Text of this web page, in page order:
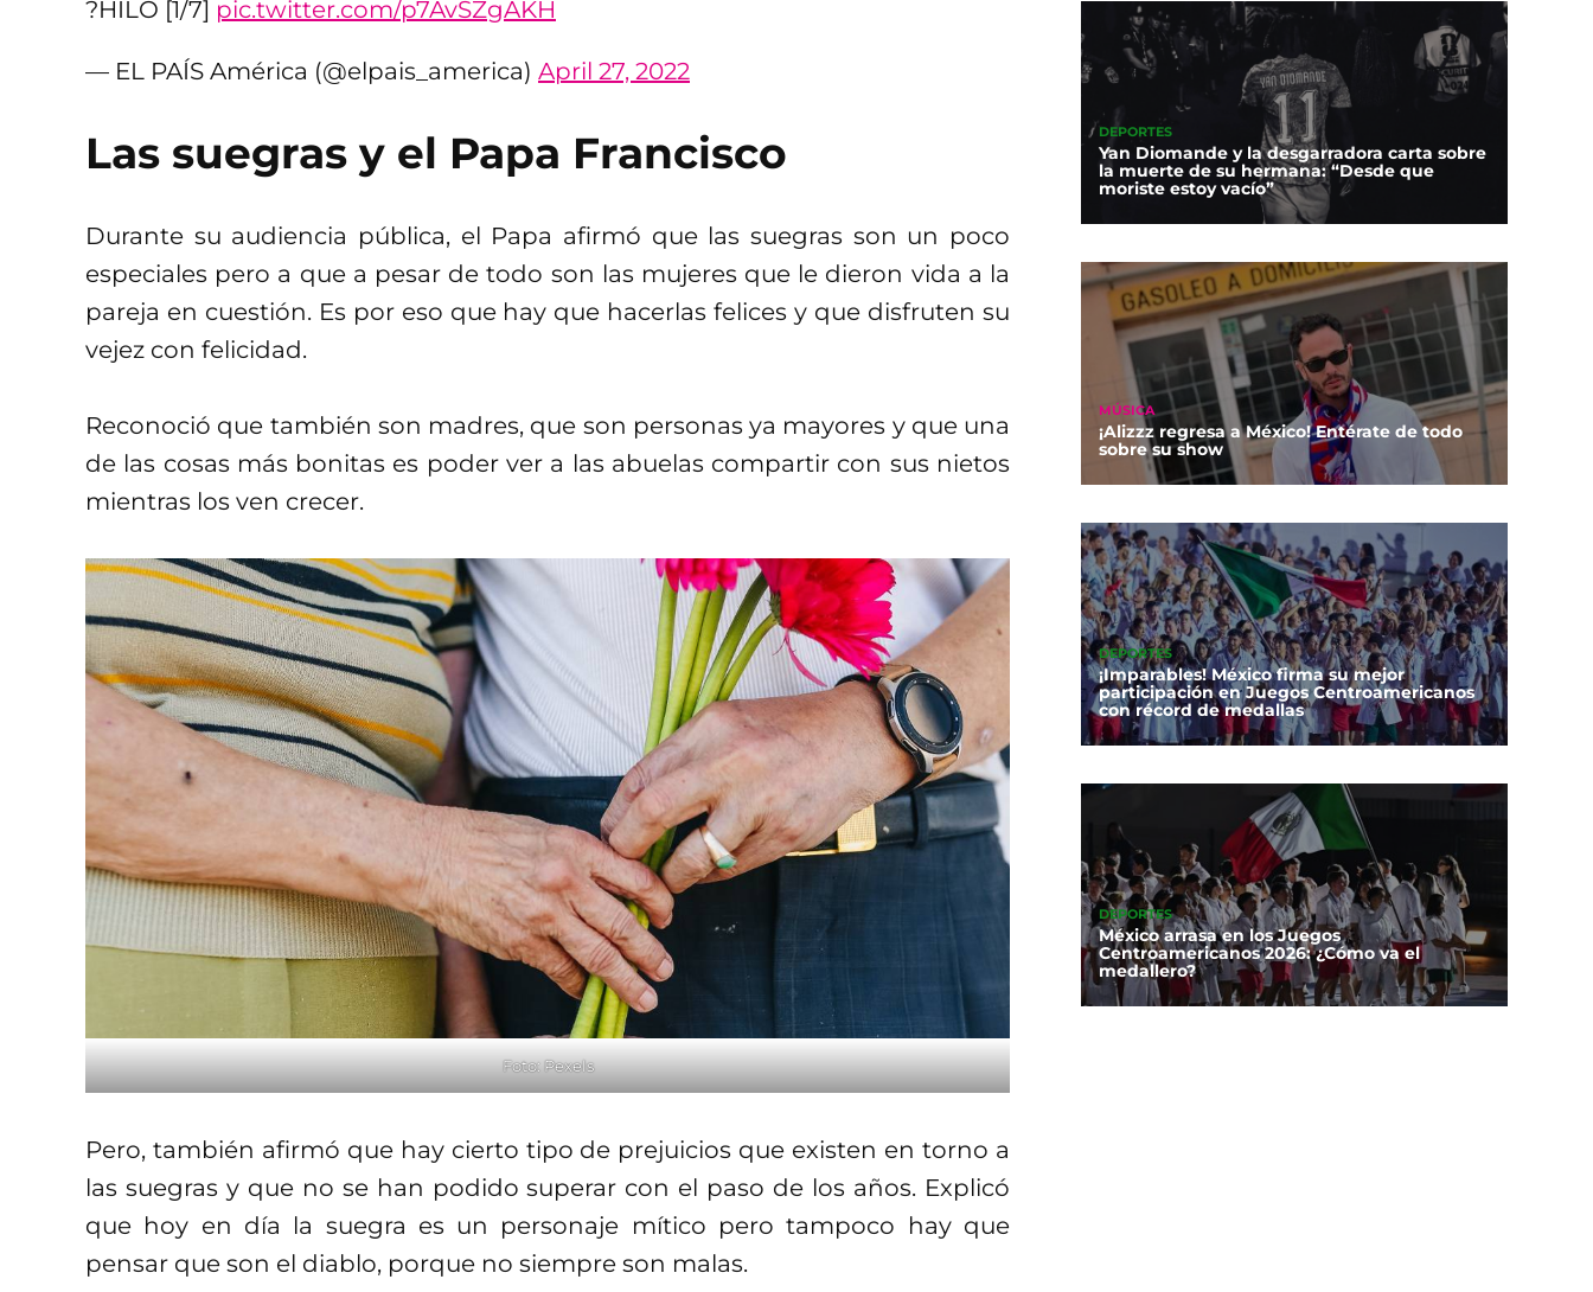
?HILO [1/7] pic.twitter.com/p7AvSZgAKH
— EL PAÍS América (@elpais_america) April 27, 2022
Las suegras y el Papa Francisco
Durante su audiencia pública, el Papa afirmó que las suegras son un poco
especiales pero a que a pesar de todo son las mujeres que le dieron vida a la
pareja en cuestión. Es por eso que hay que hacerlas felices y que disfruten su
vejez con felicidad.
Reconoció que también son madres, que son personas ya mayores y que una
de las cosas más bonitas es poder ver a las abuelas compartir con sus nietos
mientras los ven crecer.
Foto: Pexels
Pero, también afirmó que hay cierto tipo de prejuicios que existen en torno a
las suegras y que no se han podido superar con el paso de los años. Explicó
que hoy en día la suegra es un personaje mítico pero tampoco hay que
pensar que son el diablo, porque no siempre son malas.
DEPORTES
Yan Diomande y la desgarradora carta sobre
la muerte de su hermana: “Desde que
moriste estoy vacío”
MÚSICA
¡Alizzz regresa a México! Entérate de todo
sobre su show
DEPORTES
¡Imparables! México firma su mejor
participación en Juegos Centroamericanos
con récord de medallas
DEPORTES
México arrasa en los Juegos
Centroamericanos 2026: ¿Cómo va el
medallero?